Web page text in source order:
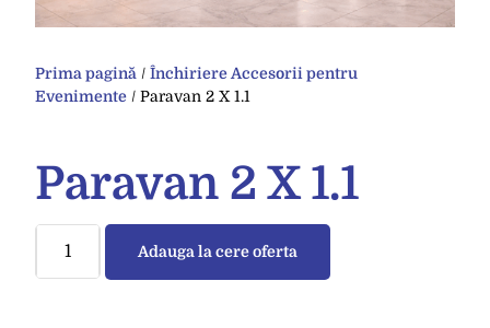
Prima pagină / Închiriere Accesorii pentru
Evenimente / Paravan 2 X 1.1
Paravan 2 X 1.1
Adauga la cere oferta